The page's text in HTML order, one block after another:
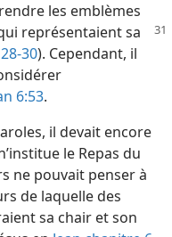
les emblèmes
représentaient sa
28-30). Cependant, il
6:53.
il devait encore
le Repas du
ne pouvait penser à
de laquelle des
sa chair et son